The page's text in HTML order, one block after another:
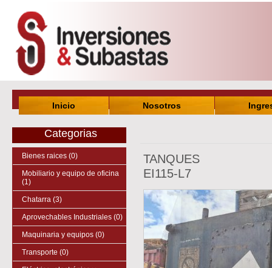
Inicio Nosotros
Categorias
Bienes raices (0)
Mobiliario y equipo de oficina
(1)
Chatarra (3)
Aprovechables Industriales (0)
Maquinaria y equipos (0)
Transporte (0)
TANQUES
EI115-L7